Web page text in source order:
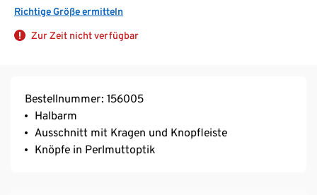
Richtige Größe ermitteln
Zur Zeit nicht verfügbar
Bestellnummer: 156005
Halbarm
Ausschnitt mit Kragen und Knopfleiste
Knöpfe in Perlmuttoptik